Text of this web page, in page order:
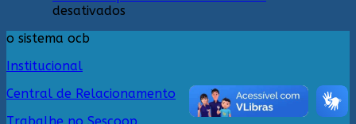
Rondônia
desativados
20
anos
o sistema ocb
Institucional
Central de Relacionamento